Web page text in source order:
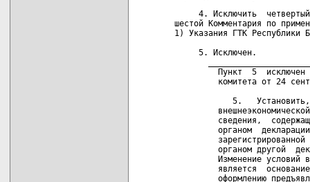
4. Исключить
шестой Комментария по
1) Указания ГТК
     5. Исключен.
Пункт  5  исключен
комитета от 24
5.
сведения,
органом
зарегистрированной
органом другой
Изменение условий
является
оформлению